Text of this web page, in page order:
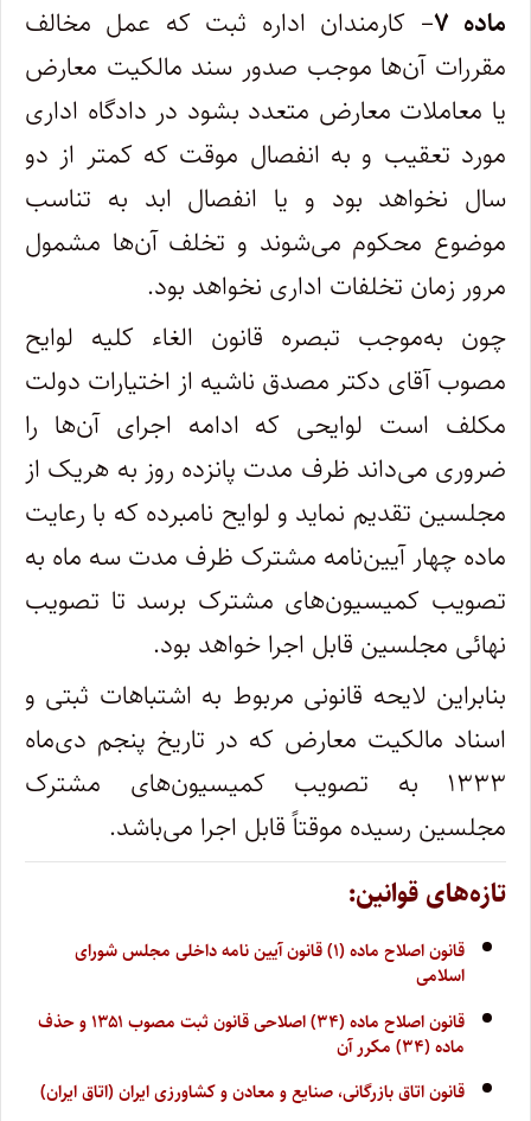
ماده ۷
– کارمندان اداره ثبت که عمل مخالف
مقررات آن‌ها موجب صدور سند مالکیت معارض
یا معاملات معارض متعدد بشود در دادگاه اداری
مورد تعقیب و به انفصال موقت که کمتر از دو
سال نخواهد بود و یا انفصال ابد به تناسب
موضوع محکوم می‌شوند و تخلف آن‌ها مشمول
مرور زمان تخلفات اداری نخواهد بود.
چون به‌موجب تبصره قانون الغاء کلیه لوایح
مصوب آقای دکتر مصدق ناشیه از اختیارات دولت
مکلف است لوایحی که ادامه اجرای آن‌ها را
ضروری می‌داند ظرف مدت پانزده روز به هریک از
مجلسین تقدیم نماید و لوایح نامبرده که با رعایت
ماده چهار آیین‌نامه مشترک ظرف مدت سه ماه به
تصویب کمیسیون‌های مشترک برسد تا تصویب
نهائی مجلسین قابل اجرا خواهد بود.
بنابراین لایحه قانونی مربوط به اشتباهات ثبتی و
اسناد مالکیت معارض که در تاریخ پنجم دی‌ماه
۱۳۳۳ به تصویب کمیسیون‌های مشترک
مجلسین رسیده موقتاً قابل اجرا می‌باشد.
تازه‌های قوانین:
قانون اصلاح ماده (۱) قانون آیین نامه داخلی مجلس شورای
اسلامی
قانون اصلاح ماده (۳۴) اصلاحی قانون ثبت مصوب ۱۳۵۱ و حذف
ماده (۳۴) مکرر آن
قانون اتاق بازرگانی، صنایع و معادن و کشاورزی ایران (اتاق ایران)